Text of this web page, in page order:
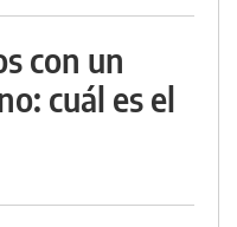
con un
cuál es el